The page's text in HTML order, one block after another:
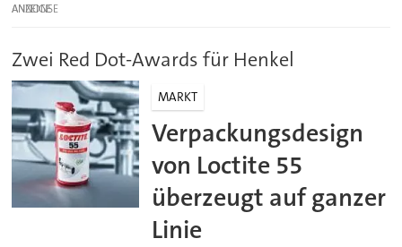
ANZEIGE
Zwei Red Dot-Awards für Henkel
MARKT
Verpackungsdesign
von Loctite 55
überzeugt auf ganzer
Linie